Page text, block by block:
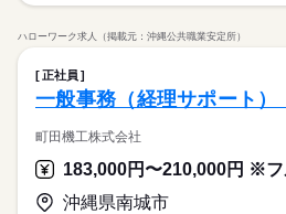
ハローワーク求人（掲載元：沖縄公共職業安定所）
正社員
一般事務（経理サポート）
町田機工株式会社
沖縄県南城市